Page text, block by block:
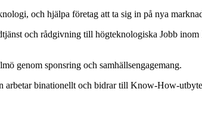
och hjälpa företag att ta sig in på nya
och rådgivning till högteknologiska Jobb inom
genom sponsring och samhällsengagemang.
arbetar binationellt och bidrar till Know-How-